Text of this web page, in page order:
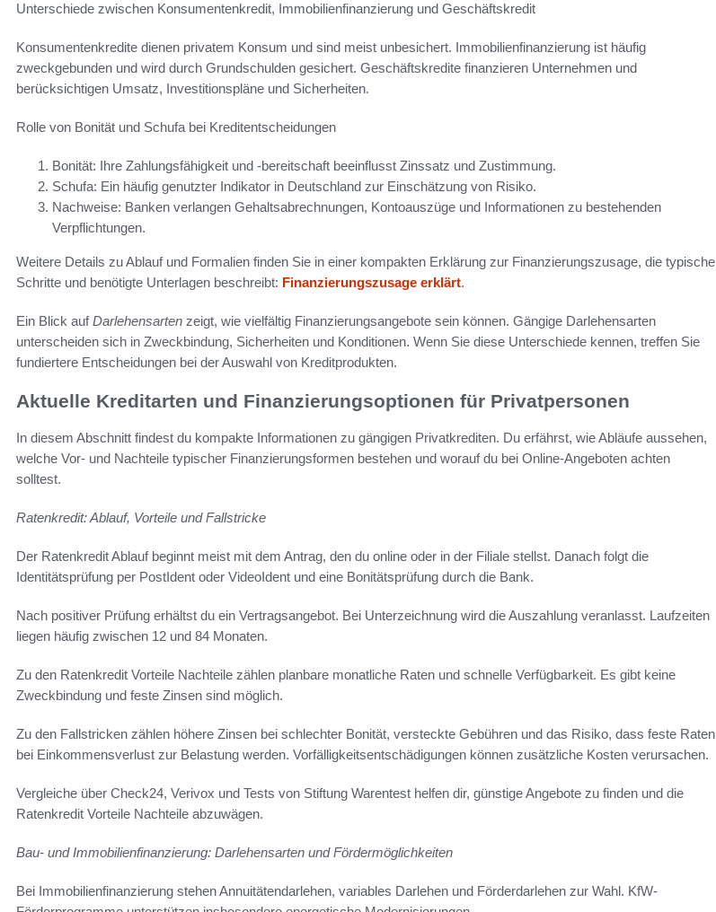
Unterschiede zwischen Konsumentenkredit, Immobilienfinanzierung und Geschäftskredit
Konsumentenkredite dienen privatem Konsum und sind meist unbesichert. Immobilienfinanzierung ist häufig
zweckgebunden und wird durch Grundschulden gesichert. Geschäftskredite finanzieren Unternehmen und
berücksichtigen Umsatz, Investitionspläne und Sicherheiten.
Rolle von Bonität und Schufa bei Kreditentscheidungen
Bonität: Ihre Zahlungsfähigkeit und -bereitschaft beeinflusst Zinssatz und Zustimmung.
Schufa: Ein häufig genutzter Indikator in Deutschland zur Einschätzung von Risiko.
Nachweise: Banken verlangen Gehaltsabrechnungen, Kontoauszüge und Informationen zu bestehenden
Verpflichtungen.
Weitere Details zu Ablauf und Formalien finden Sie in einer kompakten Erklärung zur Finanzierungszusage, die typische
Schritte und benötigte Unterlagen beschreibt: Finanzierungszusage erklärt.
Ein Blick aufDarlehensarten zeigt, wie vielfältig Finanzierungsangebote sein können. Gängige Darlehensarten
unterscheiden sich in Zweckbindung, Sicherheiten und Konditionen. Wenn Sie diese Unterschiede kennen, treffen Sie
fundiertere Entscheidungen bei der Auswahl von Kreditprodukten.
Aktuelle Kreditarten und Finanzierungsoptionen für Privatpersonen
In diesem Abschnitt findest du kompakte Informationen zu gängigen Privatkrediten. Du erfährst, wie Abläufe aussehen,
welche Vor- und Nachteile typischer Finanzierungsformen bestehen und worauf du bei Online-Angeboten achten
solltest.
Ratenkredit: Ablauf, Vorteile und Fallstricke
Der Ratenkredit Ablauf beginnt meist mit dem Antrag, den du online oder in der Filiale stellst. Danach folgt die
Identitätsprüfung per PostIdent oder VideoIdent und eine Bonitätsprüfung durch die Bank.
Nach positiver Prüfung erhältst du ein Vertragsangebot. Bei Unterzeichnung wird die Auszahlung veranlasst. Laufzeiten
liegen häufig zwischen 12 und 84 Monaten.
Zu den Ratenkredit Vorteile Nachteile zählen planbare monatliche Raten und schnelle Verfügbarkeit. Es gibt keine
Zweckbindung und feste Zinsen sind möglich.
Zu den Fallstricken zählen höhere Zinsen bei schlechter Bonität, versteckte Gebühren und das Risiko, dass feste Raten
bei Einkommensverlust zur Belastung werden. Vorfälligkeitsentschädigungen können zusätzliche Kosten verursachen.
Vergleiche über Check24, Verivox und Tests von Stiftung Warentest helfen dir, günstige Angebote zu finden und die
Ratenkredit Vorteile Nachteile abzuwägen.
Bau- und Immobilienfinanzierung: Darlehensarten und Fördermöglichkeiten
Bei Immobilienfinanzierung stehen Annuitätendarlehen, variables Darlehen und Förderdarlehen zur Wahl. KfW-